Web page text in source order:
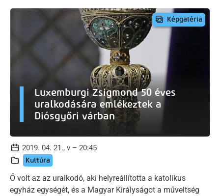
Képgaléria
Luxemburgi Zsigmond 50 éves
uralkodására emlékeztek a
Diósgyőri várban
2019. 04. 21., v – 20:45
Kultúra
Ő volt az az uralkodó, aki helyreállította a katolikus
egyház egységét, és a Magyar Királyságot a műveltség